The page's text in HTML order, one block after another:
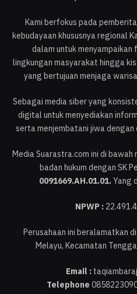
Kami berfokus pada
kebudayaan khususnya regional
dalam untuk
lingkungan masyarakat hingga
yang bertujuan menjaga
Sebagai media siber yang
digital untuk menyediakan
serta menjembatani jiwa
Media Suarastra.com ini di bawah
badan hukum dengan SK
0091669.AH.01.01.Yang
NPWP :
Perusahaan ini beralamatkan
Melayu, Kecamatan
Email :
Telephone